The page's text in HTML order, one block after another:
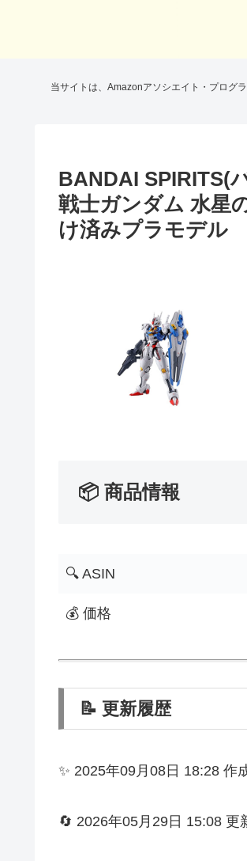
当サイトは、Amazonアソシエイト・プログ
BANDAI SPIRITS(
戦士ガンダム 水星
け済みプラモデル
📦 商品情報
🔍 ASIN
💰 価格
📝 更新履歴
✨ 2025年09月08日 18:28 作
🔄 2026年05月29日 15:08 更